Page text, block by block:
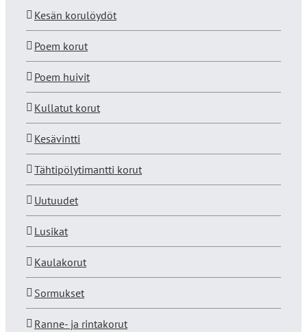
Kesän korulöydöt
Poem korut
Poem huivit
Kullatut korut
Kesävintti
Tähtipölytimantti korut
Uutuudet
Lusikat
Kaulakorut
Sormukset
Ranne- ja rintakorut